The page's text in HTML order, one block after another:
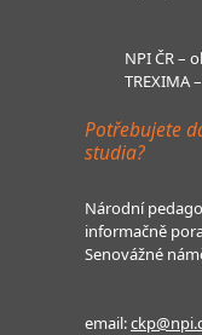
NPI ČR –
TREXIMA
Potřebujete
studia?
Národní
informačně
Senovážné
email: